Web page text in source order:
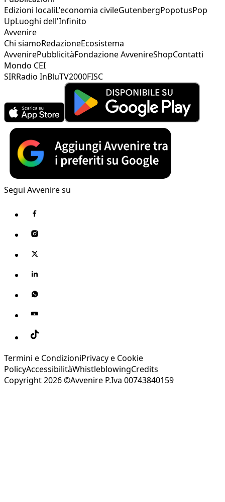
Edizioni localiL'economia civileGutenbergPopotusPop
UpLuoghi dell'Infinito
Avvenire
Chi siamoRedazioneEcosistema
AvvenirePubblicitàFondazione AvvenireShopContatti
Mondo CEI
SIRRadio InBluTV2000FISC
Segui Avvenire su
Termini e CondizioniPrivacy e Cookie
PolicyAccessibilitàWhistleblowingCredits
Copyright 2026 ©Avvenire P.Iva 00743840159